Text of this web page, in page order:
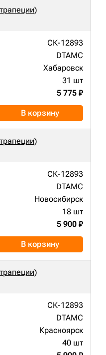
СК-12893
DTAMC
Хабаровск
31 шт
5 775 ₽
В корзину
СК-12893
DTAMC
Новосибирск
18 шт
5 900 ₽
В корзину
СК-12893
DTAMC
Красноярск
40 шт